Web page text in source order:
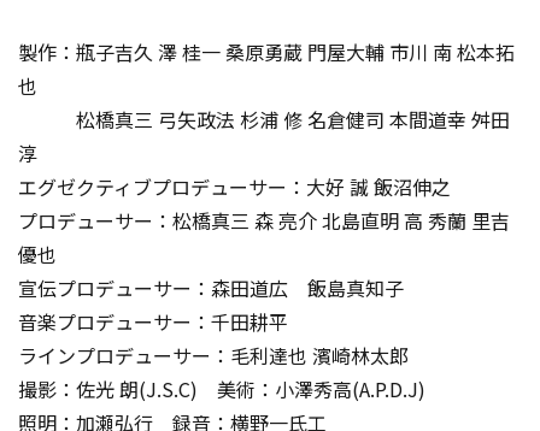
製作：瓶子吉久 澤 桂一 桑原勇蔵 門屋大輔 市川 南 松本拓
也
松橋真三 弓矢政法 杉浦 修 名倉健司 本間道幸 舛田
淳
エグゼクティブプロデューサー：大好 誠 飯沼伸之
プロデューサー：松橋真三 森 亮介 北島直明 高 秀蘭 里吉
優也
宣伝プロデューサー：森田道広 飯島真知子
音楽プロデューサー：千田耕平
ラインプロデューサー：毛利達也 濱崎林太郎
撮影：佐光 朗(J.S.C) 美術：小澤秀高(A.P.D.J)
照明：加瀬弘行 録音：横野一氏工